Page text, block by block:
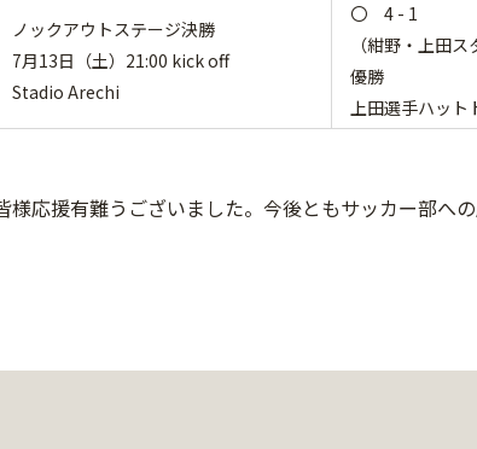
ノックアウトステージ決勝
7月13日（土）21:00 kick off
Stadio Arechi
〇 4 - 1
（紺野・上田ス
優勝
上田選手ハット
様応援有難うございました。今後ともサッカー部へ